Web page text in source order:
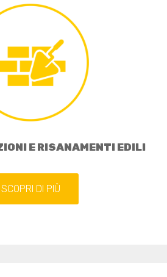
E RISANAMENTI EDILI
SCOPRI DI PIÙ